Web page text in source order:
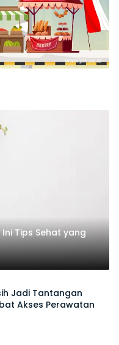
Tips Sehat yang
Jadi Tantangan
Akses Perawatan